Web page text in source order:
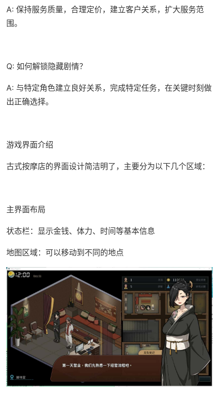
A: 保持服务质量，合理定价，建立客户关系，扩大服务范
围。
Q: 如何解锁隐藏剧情？
A: 与特定角色建立良好关系，完成特定任务，在关键时刻做
出正确选择。
游戏界面介绍
古式按摩店的界面设计简洁明了，主要分为以下几个区域：
主界面布局
状态栏：显示金钱、体力、时间等基本信息
地图区域：可以移动到不同的地点